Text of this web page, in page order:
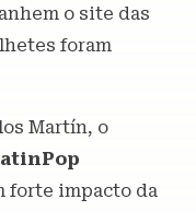
o site das
foram
Martín, o
forte impacto da